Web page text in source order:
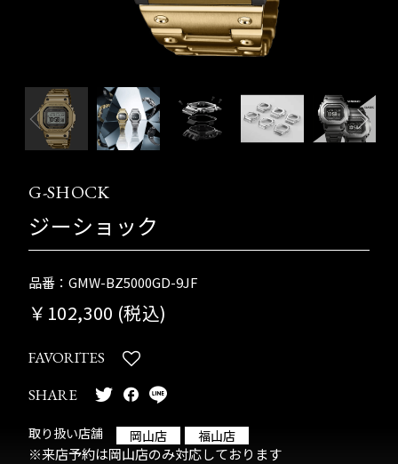
G-SHOCK
ジーショック
品番：GMW-BZ5000GD-9JF
￥102,300 (税込)
FAVORITES
SHARE
取り扱い店舗 岡山店 福山店
※来店予約は岡山店のみ対応しております